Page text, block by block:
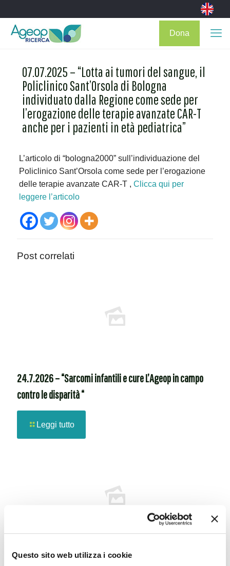
Questo sito web utilizza i cookie
Dona
07.07.2025 – “Lotta ai tumori del sangue, il
Policlinico Sant’Orsola di Bologna
individuato dalla Regione come sede per
l’erogazione delle terapie avanzate CAR-T
anche per i pazienti in età pediatrica”
L’articolo di “bologna2000” sull’individuazione del
Policlinico Sant’Orsola come sede per l’erogazione
delle terapie avanzate CAR-T , Clicca qui per
leggere l’articolo
Post correlati
24.7.2026 – “Sarcomi infantili e cure L’Ageop in campo
contro le disparità “
Leggi tutto
22.6.2026 – “Morto Andrea ‘Floppy’ Filippini, l’infermiere